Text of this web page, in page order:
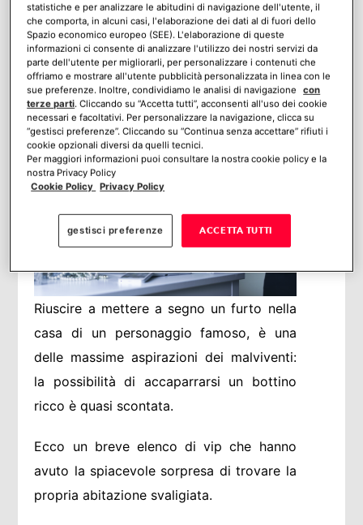
immagine sarà registrata. I ladri ci
penseranno due volte prima di mettere
in pericolo la tua famiglia e i tuoi beni.
Hai bisogno di un allarme?Calcola
ora il tuo preventivo gratuito
Riuscire a mettere a segno un furto nella
casa di un personaggio famoso, è una
delle massime aspirazioni dei malviventi:
la possibilità di accaparrarsi un bottino
ricco è quasi scontata.
Ecco un breve elenco di vip che hanno
avuto la spiacevole sorpresa di trovare la
propria abitazione svaligiata.
statistiche e per analizzare le abitudini di navigazione dell'utente, il
che comporta, in alcuni casi, l'elaborazione dei dati al di fuori dello
Spazio economico europeo (SEE). L'elaborazione di queste
informazioni ci consente di analizzare l'utilizzo dei nostri servizi da
parte dell'utente per migliorarli, per personalizzare i contenuti che
offriamo e mostrare all'utente pubblicità personalizzata in linea con le
sue preferenze. Inoltre, condividiamo le analisi di navigazione
con
terze parti. Cliccando su “Accetta tutti”, acconsenti all'uso dei cookie
necessari e facoltativi. Per personalizzare la navigazione, clicca su
“gestisci preferenze”. Cliccando su “Continua senza accettare” rifiuti i
cookie opzionali diversi da quelli tecnici.
Per maggiori informazioni puoi consultare la nostra cookie policy e la
nostra Privacy Policy
Cookie Policy Privacy Policy
gestisci preferenze ACCETTA TUTTI